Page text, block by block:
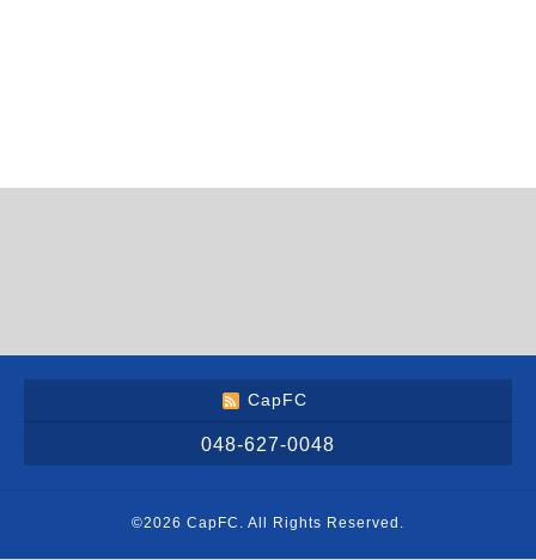
CapFC
048-627-0048
©2026 CapFC . All Rights Reserved.